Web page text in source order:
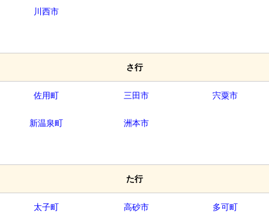
川西市
さ行
佐用町 三田市 宍粟市
新温泉町 洲本市
た行
太子町 高砂市 多可町